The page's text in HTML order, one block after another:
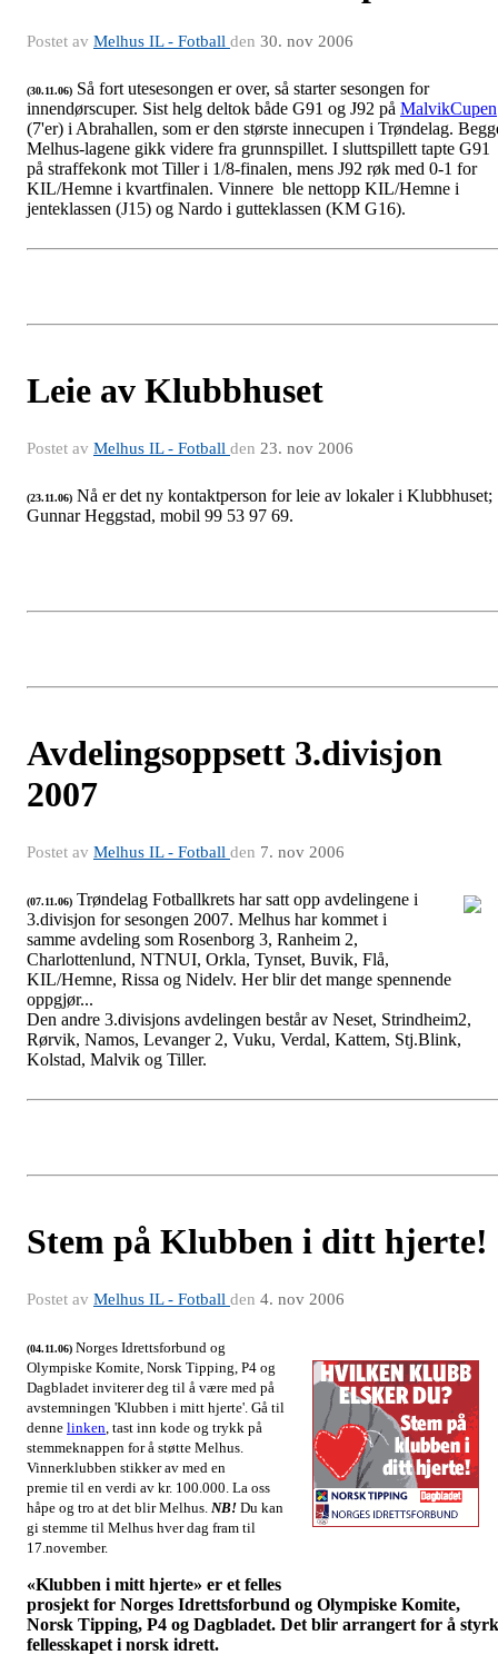
Postet av Melhus IL - Fotball den 30. nov 2006
(30.11.06) Så fort utesesongen er over, så starter sesongen for
innendørscuper. Sist helg deltok både G91 og J92 på MalvikCupen
(7'er) i Abrahallen, som er den største innecupen i Trøndelag.
Melhus-lagene gikk videre fra grunnspillet. I sluttspillett tapte G91
på straffekonk mot Tiller i 1/8-finalen, mens J92 røk med 0-1 for
KIL/Hemne i kvartfinalen. Vinnere ble nettopp KIL/Hemne i
jenteklassen (J15) og Nardo i gutteklassen (KM G16).
Leie av Klubbhuset
Postet av Melhus IL - Fotball den 23. nov 2006
(23.11.06) Nå er det ny kontaktperson for leie av lokaler i Klubbhuset;
Gunnar Heggstad, mobil 99 53 97 69.
Avdelingsoppsett 3.divisjon
2007
Postet av Melhus IL - Fotball den 7. nov 2006
(07.11.06) Trøndelag Fotballkrets har satt opp avdelingene i
3.divisjon for sesongen 2007. Melhus har kommet i
samme avdeling som Rosenborg 3, Ranheim 2,
Charlottenlund, NTNUI, Orkla, Tynset, Buvik, Flå,
KIL/Hemne, Rissa og Nidelv. Her blir det mange spennende
oppgjør...
Den andre 3.divisjons avdelingen består av Neset, Strindheim2,
Rørvik, Namos, Levanger 2, Vuku, Verdal, Kattem, Stj.Blink,
Kolstad, Malvik og Tiller.
Stem på Klubben i ditt hjerte!
Postet av Melhus IL - Fotball den 4. nov 2006
(04.11.06) Norges Idrettsforbund og
Olympiske Komite, Norsk Tipping, P4 og
Dagbladet inviterer deg til å være med på
avstemningen 'Klubben i mitt hjerte'. Gå til
denne linken tast inn kode og trykk på
stemmeknappen for å støtte Melhus.
Vinnerklubben stikker av med en
premie til en verdi av kr. 100.000. La oss
håpe og tro at det blir Melhus. NB! Du kan
gi stemme til Melhus hver dag fram til
17.november.
«Klubben i mitt hjerte» er et felles
prosjekt for Norges Idrettsforbund og Olympiske Komite,
Norsk Tipping, P4 og Dagbladet. Det blir arrangert for å
fellesskapet i norsk idrett.